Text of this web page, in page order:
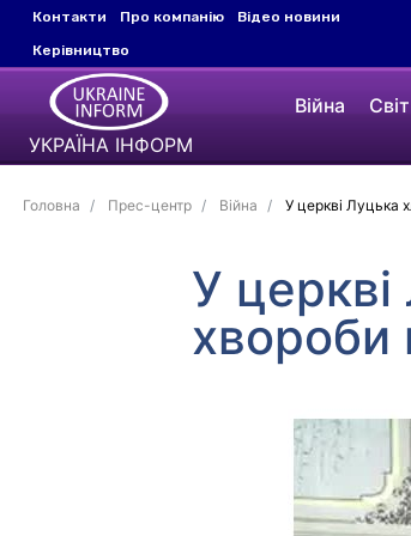
Контакти Про компанію
Відео новини
Керівництво
УКРАЇНА ІНФОРМ
Війна Світ
Головна Прес-центр Війна У церкві Луцька
У
хвороби